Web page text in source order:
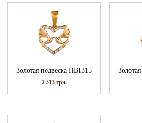
Золотая подвеска ПВ1315
2 513 грн.